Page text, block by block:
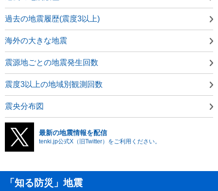
過去の地震履歴(震度3以上)
海外の大きな地震
震源地ごとの地震発生回数
震度3以上の地域別観測回数
震央分布図
最新の地震情報を配信
tenki.jp公式X（旧Twitter）をご利用ください。
「知る防災」地震